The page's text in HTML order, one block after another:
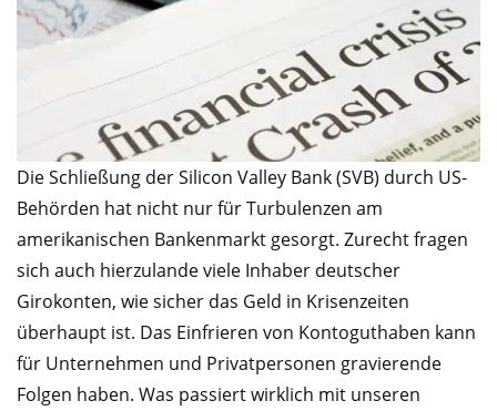
Die Schließung der Silicon Valley Bank (SVB) durch US-
Behörden hat nicht nur für Turbulenzen am
amerikanischen Bankenmarkt gesorgt. Zurecht fragen
sich auch hierzulande viele Inhaber deutscher
Girokonten, wie sicher das Geld in Krisenzeiten
überhaupt ist. Das Einfrieren von Kontoguthaben kann
für Unternehmen und Privatpersonen gravierende
Folgen haben. Was passiert wirklich mit unseren